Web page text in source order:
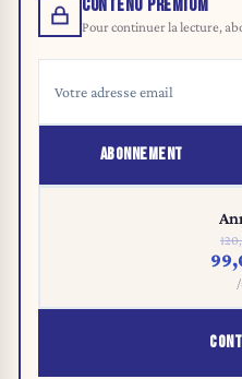
CONTENU PREMIUM
Pour continuer la lecture,
ABONNEMENT